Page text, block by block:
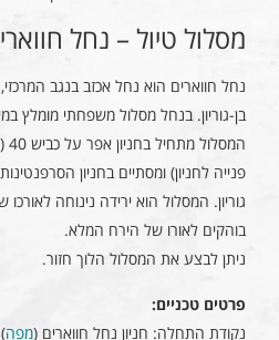
מסלול טיול – נחל
נחל חווארים הוא נחל אכזב בנגב
בן-גוריון. בנחל מסלול משפחתי מומלץ
פנייה לחניון) ומסתיים בחניון
גוריון. המסלול הוא ירידה נינוחה
בוהקים לאורו של הירח המלא.
ניתן לבצע את המסלול הלוך חזור.
פרטים טכניים:
נקודת התחלה: חניון נחל חווארים (מפה)